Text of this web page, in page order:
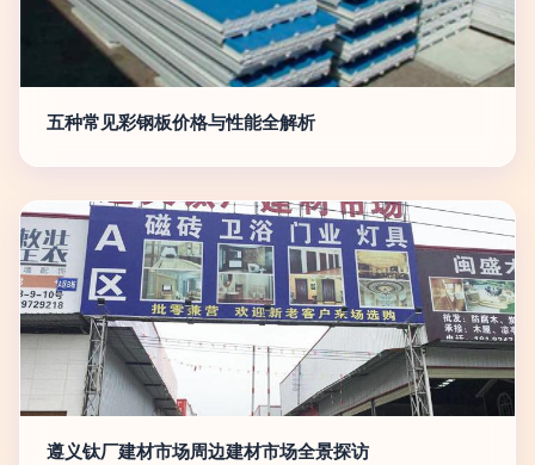
五种常见彩钢板价格与性能全解析
遵义钛厂建材市场周边建材市场全景探访